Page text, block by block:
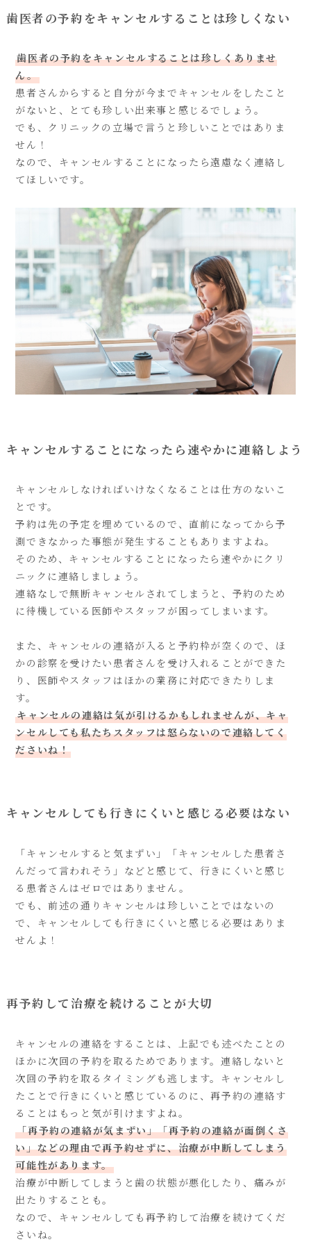
歯医者の予約をキャンセルすることは珍しくない
歯医者の予約をキャンセルすることは珍しくありませ
ん。
患者さんからすると自分が今までキャンセルをしたこと
がないと、とても珍しい出来事と感じるでしょう。
でも、クリニックの立場で言うと珍しいことではありま
せん！
なので、キャンセルすることになったら遠慮なく連絡し
てほしいです。
キャンセルすることになったら速やかに連絡しよう
キャンセルしなければいけなくなることは仕方のないこ
とです。
予約は先の予定を埋めているので、直前になってから予
測できなかった事態が発生することもありますよね。
そのため、キャンセルすることになったら速やかにクリ
ニックに連絡しましょう。
連絡なしで無断キャンセルされてしまうと、予約のため
に待機している医師やスタッフが困ってしまいます。
また、キャンセルの連絡が入ると予約枠が空くので、ほ
かの診察を受けたい患者さんを受け入れることができた
り、医師やスタッフはほかの業務に対応できたりしま
す。
キャンセルの連絡は気が引けるかもしれませんが、キャ
ンセルしても私たちスタッフは怒らないので連絡してく
ださいね！
キャンセルしても行きにくいと感じる必要はない
「キャンセルすると気まずい」「キャンセルした患者さ
んだって言われそう」などと感じて、行きにくいと感じ
る患者さんはゼロではありません。
でも、前述の通りキャンセルは珍しいことではないの
で、キャンセルしても行きにくいと感じる必要はありま
せんよ！
再予約して治療を続けることが大切
キャンセルの連絡をすることは、上記でも述べたことの
ほかに次回の予約を取るためであります。連絡しないと
次回の予約を取るタイミングも逃します。キャンセルし
たことで行きにくいと感じているのに、再予約の連絡す
ることはもっと気が引けますよね。
「再予約の連絡が気まずい」「再予約の連絡が面倒くさ
い」などの理由で再予約せずに、治療が中断してしまう
可能性があります。
治療が中断してしまうと歯の状態が悪化したり、痛みが
出たりすることも。
なので、キャンセルしても再予約して治療を続けてくだ
さいね。